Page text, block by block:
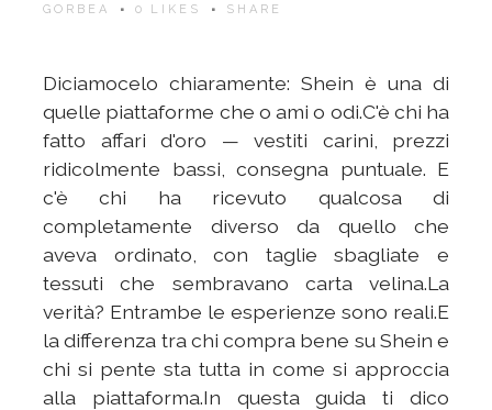
GORBEA 0 LIKES SHARE
Diciamocelo chiaramente: Shein è una di
quelle piattaforme che o ami o odi.C'è chi ha
fatto affari d'oro — vestiti carini, prezzi
ridicolmente bassi, consegna puntuale. E
c'è chi ha ricevuto qualcosa di
completamente diverso da quello che
aveva ordinato, con taglie sbagliate e
tessuti che sembravano carta velina.La
verità? Entrambe le esperienze sono reali.E
la differenza tra chi compra bene su Shein e
chi si pente sta tutta in come si approccia
alla piattaforma.In questa guida ti dico